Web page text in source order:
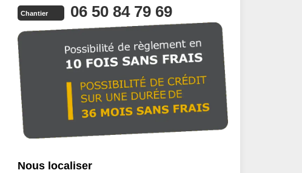
Chantier 06 50 84 79 69
Nous localiser